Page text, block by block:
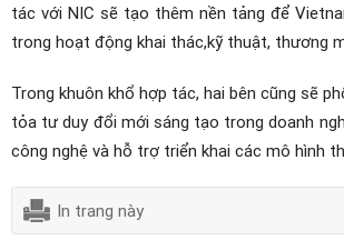
tác với NIC sẽ tạo thêm nền tảng để
trong hoạt động khai thác,kỹ thuật, thương
Trong khuôn khổ hợp tác, hai bên cũng sẽ
tỏa tư duy đổi mới sáng tạo trong doanh
công nghệ và hỗ trợ triển khai các mô hình
In trang này